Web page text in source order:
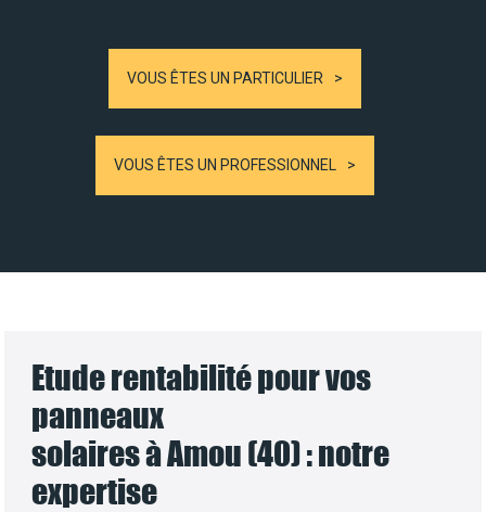
VOUS ÊTES UN PARTICULIER
VOUS ÊTES UN PROFESSIONNEL
Etude rentabilité pour vos
panneaux
solaires à Amou (40) : notre
expertise